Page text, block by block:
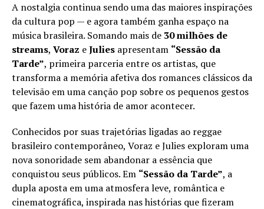
A nostalgia continua sendo uma das maiores inspirações
da cultura pop — e agora também ganha espaço na
música brasileira. Somando mais de 30 milhões de
streams, Voraz eJulies apresentam “Sessão da
Tarde”, primeira parceria entre os artistas, que
transforma a memória afetiva dos romances clássicos da
televisão em uma canção pop sobre os pequenos gestos
que fazem uma história de amor acontecer.
Conhecidos por suas trajetórias ligadas ao reggae
brasileiro contemporâneo, Voraz e Julies exploram uma
nova sonoridade sem abandonar a essência que
conquistou seus públicos. Em “Sessão da Tarde”, a
dupla aposta em uma atmosfera leve, romântica e
cinematográfica, inspirada nas histórias que fizeram